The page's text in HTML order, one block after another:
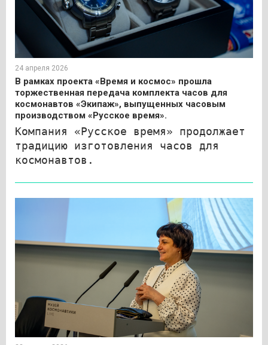
24 апреля 2026
В рамках проекта «Время и космос» прошла
торжественная передача комплекта часов для
космонавтов «Экипаж», выпущенных часовым
производством «Русское время».
Компания «Русское время» продолжает
традицию изготовления часов для
космонавтов.